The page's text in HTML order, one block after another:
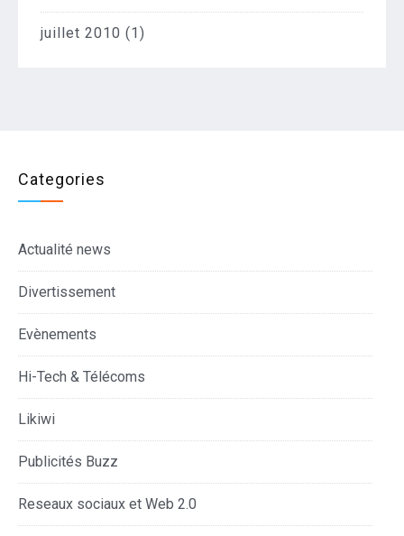
juillet 2010 (1)
Categories
Actualité news
Divertissement
Evènements
Hi-Tech & Télécoms
Likiwi
Publicités Buzz
Reseaux sociaux et Web 2.0